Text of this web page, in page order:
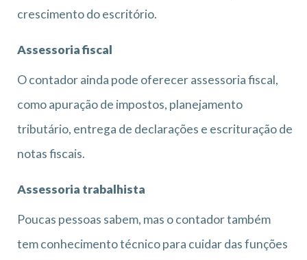
crescimento do escritório.
Assessoria fiscal
O contador ainda pode oferecer assessoria fiscal,
como apuração de impostos, planejamento
tributário, entrega de declarações e escrituração de
notas fiscais.
Assessoria trabalhista
Poucas pessoas sabem, mas o contador também
tem conhecimento técnico para cuidar das funções